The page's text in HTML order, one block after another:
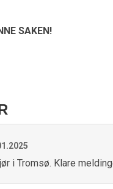
SAKEN!
i Tromsø. Klare